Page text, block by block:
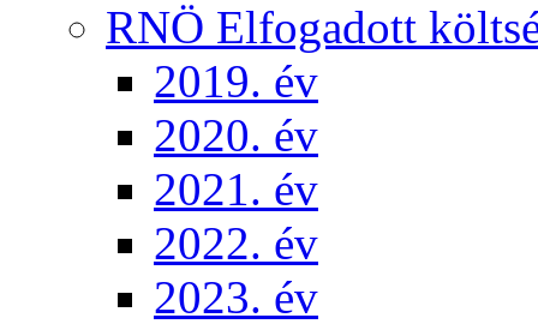
RNÖ Elfogadott
2019. év
2020. év
2021. év
2022. év
2023. év